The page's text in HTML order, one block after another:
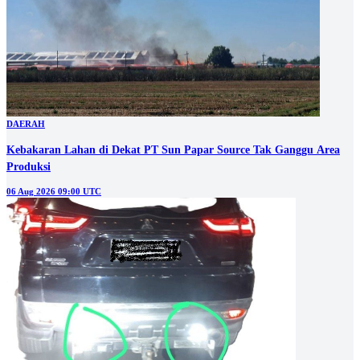
DAERAH
Kebakaran Lahan di Dekat PT Sun Papar Source Tak Ganggu Area
Produksi
06 Aug 2026 09:00 UTC